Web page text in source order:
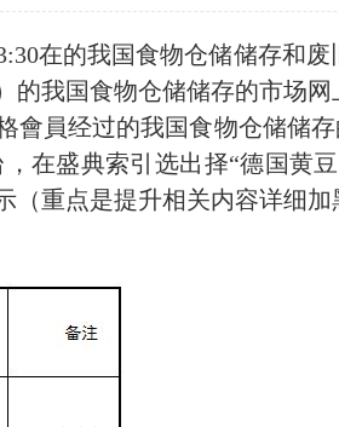
在的我国食物仓储储存和
的我国食物仓储储存的市场
員经过的我国食物仓储储
在盛典索引选出择“德国黄
（重点是提升相关内容详细加